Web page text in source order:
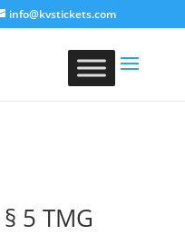
info@kvstickets.com
5 TMG